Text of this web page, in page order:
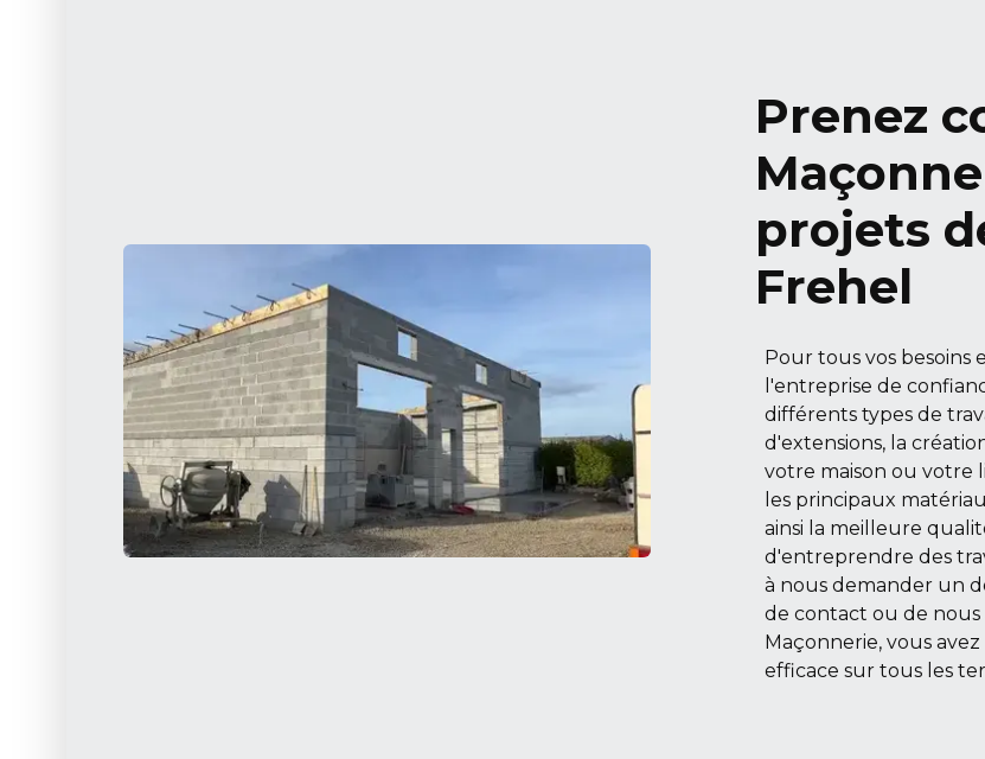
Prenez
projets
Frehel
Pour tous vos besoins
l'entreprise de
différents types de
d'extensions, la
votre maison ou votre
les principaux
ainsi la meilleure
d'entreprendre des
à nous demander un
de contact ou de nous
Maçonnerie, vous
efficace sur tous les